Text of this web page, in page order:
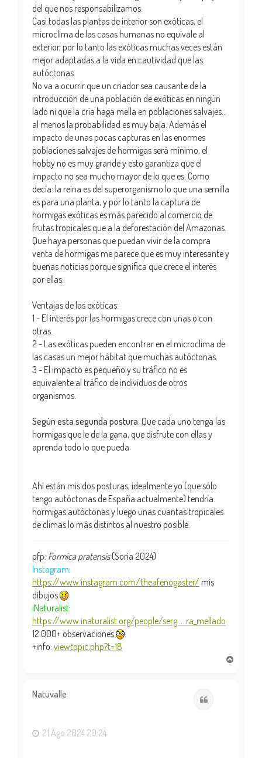
del que nos responsabilizamos.
Casi todas las plantas de interior son exóticas, el
microclima de las casas humanas no equivale al
exterior, por lo tanto las exóticas muchas veces están
mejor adaptadas a la vida en cautividad que las
autóctonas.
No va a ocurrir que un criador sea causante de la
introducción de una población de exóticas en ningún
lado ni que la cría haga mella en poblaciones salvajes...
al menos la probabilidad es muy baja. Además el
impacto de unas pocas capturas en las enormes
poblaciones salvajes de hormigas será mínimo, el
hobby no es muy grande y esto garantiza que el
impacto no sea mucho mayor de lo que es. Como
decía: la reina es del superorganismo lo que una semilla
es para una planta, y por lo tanto la captura de
hormigas exóticas es más parecido al comercio de
frutas tropicales que a la deforestación del Amazonas.
Que haya personas que puedan vivir de la compra
venta de hormigas me parece que es muy interesante y
buenas noticias porque significa que crece el interés
por ellas.
Ventajas de las exóticas:
1 - El interés por las hormigas crece con unas o con
otras.
2 - Las exóticas pueden encontrar en el microclima de
las casas un mejor hábitat que muchas autóctonas.
3 - El impacto es pequeño y su tráfico no es
equivalente al tráfico de indivíduos de otros
organismos.
Según esta segunda postura: Que cada uno tenga las
hormigas que le de la gana, que disfrute con ellas y
aprenda todo lo que pueda
Ahí están mis dos posturas, idealmente yo (que sólo
tengo autóctonas de España actualmente) tendría
hormigas autóctonas y luego unas cuantas tropicales
de climas lo más distintos al nuestro posible.
pfp: Formica pratensis(Soria 2024)
Instagram:
https://www.instagram.com/theafenogaster/ mis
dibujos
iNaturalist:
https://www.inaturalist.org/people/serg ... ra_mellado
12.000+ observaciones
+info: viewtopic.php?t=18
Natuvalle
21 Ago 2024 20:24